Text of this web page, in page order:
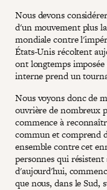
Nous devons
d'un mouvement plus
mondiale contre
États-Unis récoltent
ont longtemps
interne prend un
Nous voyons donc de
ouvrière de nombreux
commence à
commun et comprend
ensemble contre cet
personnes qui
d'aujourd'hui,
que nous, dans le Sud,